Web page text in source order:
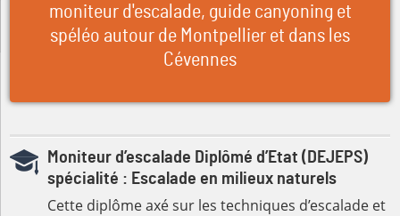
moniteur d'escalade, guide canyoning et
spéléo autour de Montpellier et dans les
Cévennes
Moniteur d’escalade Diplômé d’Etat (DEJEPS)
spécialité : Escalade en milieux naturels
Cette diplôme axé sur les techniques d’escalade et